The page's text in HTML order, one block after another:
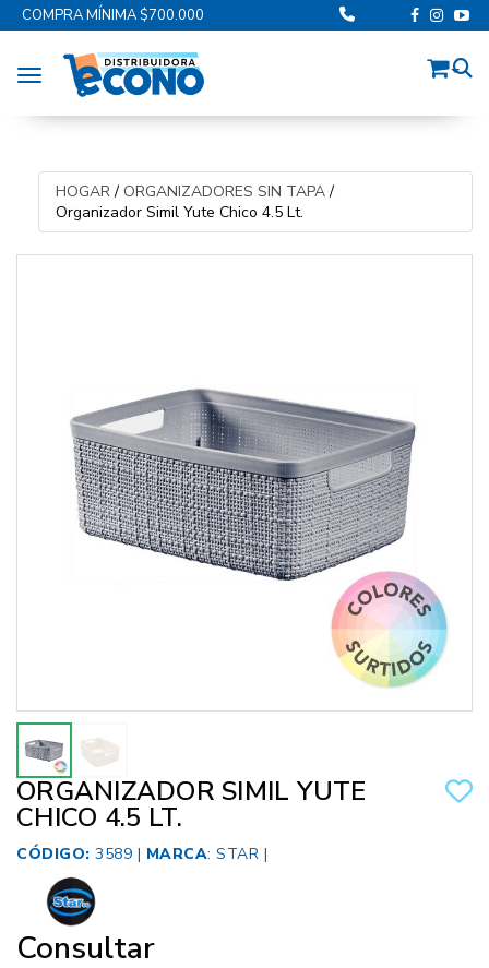
COMPRA MÍNIMA $700.000
Toggle navigation
HOGAR/ ORGANIZADORES SIN TAPA /
Organizador Simil Yute Chico 4.5 Lt.
ORGANIZADOR SIMIL YUTE
CHICO 4.5 LT.
CÓDIGO: 3589 | MARCA: STAR |
Consultar